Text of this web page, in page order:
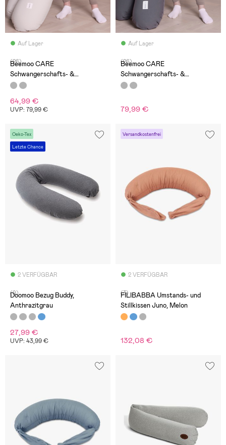
Auf Lager
(26)
Beemoo CARE
Schwangerschafts- &
Stillkissen, Light Grey
64,99 €
UVP: 79,99 €
Auf Lager
(26)
Beemoo CARE
Schwangerschafts- &
Stillkissen, Dark Grey
79,99 €
Oeko-Tex
Letzte Chance
2 VERFÜGBAR
(9)
Doomoo Bezug Buddy,
Anthrazitgrau
27,99 €
UVP: 43,99 €
Versandkostenfrei
2 VERFÜGBAR
(3)
FILIBABBA Umstands- und
Stillkissen Juno, Melon
132,08 €